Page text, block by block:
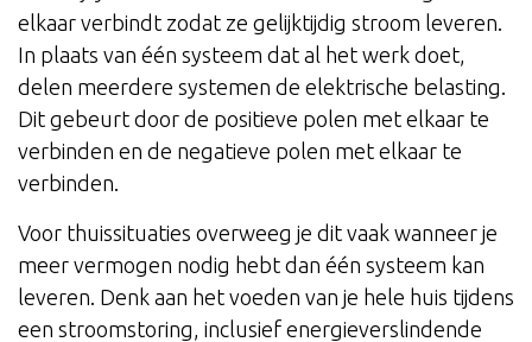
elkaar verbindt zodat ze gelijktijdig stroom leveren.
In plaats van één systeem dat al het werk doet,
delen meerdere systemen de elektrische belasting.
Dit gebeurt door de positieve polen met elkaar te
verbinden en de negatieve polen met elkaar te
verbinden.
Voor thuissituaties overweeg je dit vaak wanneer je
meer vermogen nodig hebt dan één systeem kan
leveren. Denk aan het voeden van je hele huis tijdens
een stroomstoring, inclusief energieverslindende